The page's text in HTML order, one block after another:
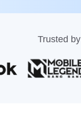
Trusted by